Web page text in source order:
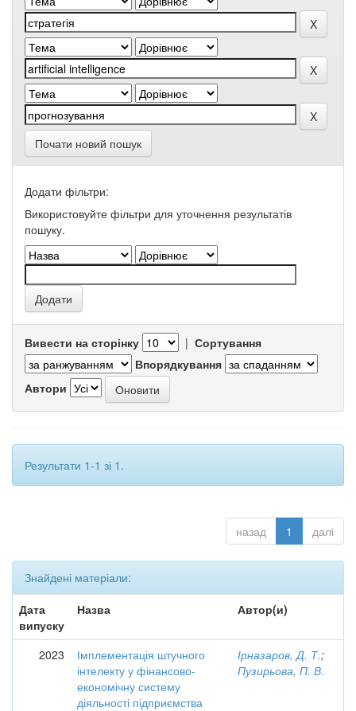
Почати новий пошук
Додати фільтри:
Використовуйте фільтри для уточнення результатів
пошуку.
Вивести на сторінку | Сортування
Впорядкування
Автори
Результати 1-1 зі 1.
назад 1 далі
Знайдені матеріали:
Дата
випуску
Назва Автор(и)
2023
Імплементація штучного
інтелекту у фінансово-
економічну систему
діяльності підприємства
Ірназаров, Д. Т.;
Пузирьова, П. В.